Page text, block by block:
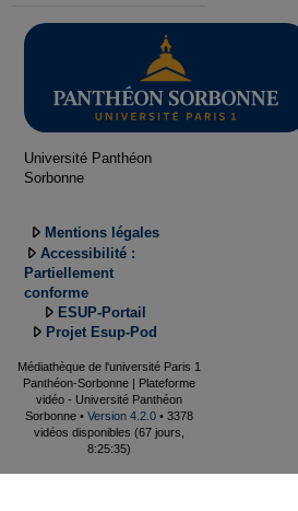
Université Panthéon
Sorbonne
Mentions légales
Accessibilité :
Partiellement
conforme
ESUP-Portail
Projet Esup-Pod
Médiathèque de l'université Paris 1
Panthéon-Sorbonne | Plateforme
vidéo - Université Panthéon
Sorbonne • Version 4.2.0 • 3378
vidéos disponibles (67 jours,
8:25:35)